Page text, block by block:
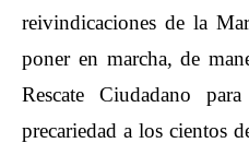
reivindicaciones de la
poner en marcha, de
Rescate Ciudadano
precariedad a los cientos